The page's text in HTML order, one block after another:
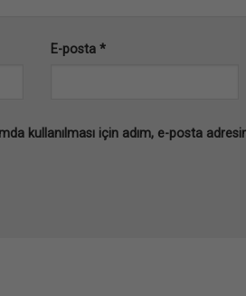
E-posta *
kullanılması için adım, e-posta